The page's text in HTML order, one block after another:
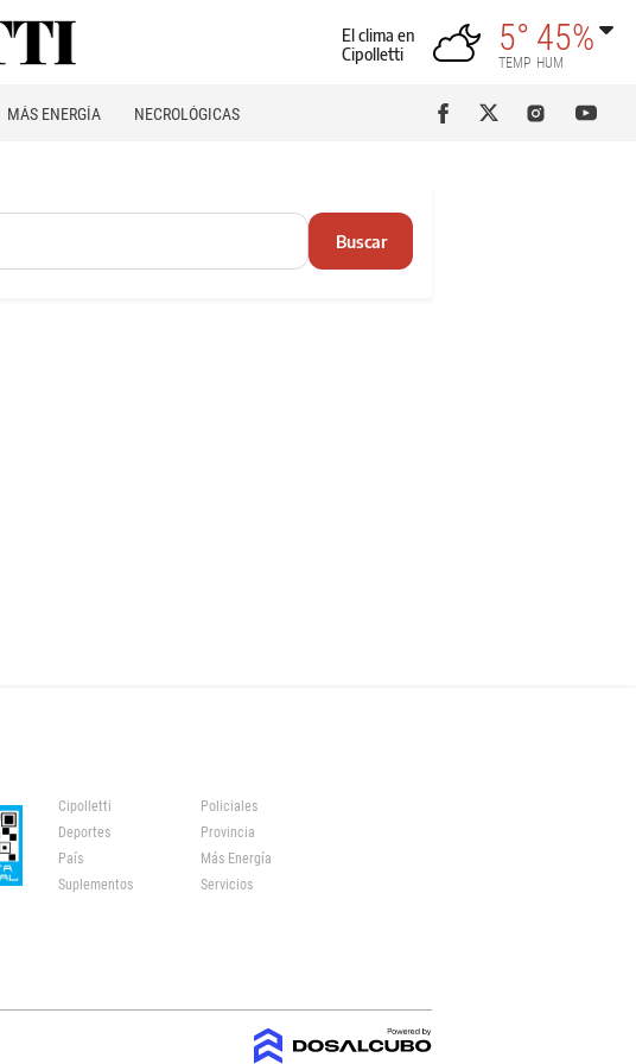
El clima en
Cipolletti
5°
TEMP
45%
HUM
MÁS ENERGÍA NECROLÓGICAS
Buscar
Cipolletti
Policiales
Deportes
Provincia
País
Más Energía
Suplementos
Servicios